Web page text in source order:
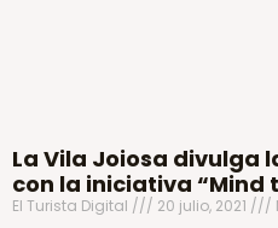
La Vila Joiosa divulga
con la iniciativa “Mind
El Turista Digital 20 julio, 2021